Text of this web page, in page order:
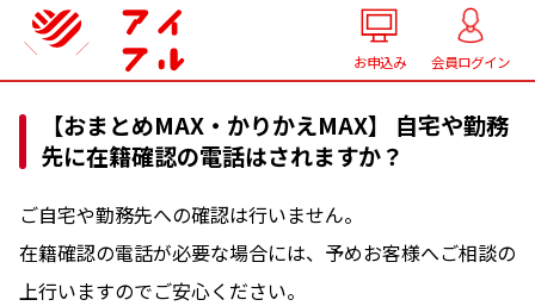
お申込み 会員ログイン
【おまとめMAX・かりかえMAX】 自宅や勤務
先に在籍確認の電話はされますか？
ご自宅や勤務先への確認は行いません。
在籍確認の電話が必要な場合には、予めお客様へご相談の
上行いますのでご安心ください。